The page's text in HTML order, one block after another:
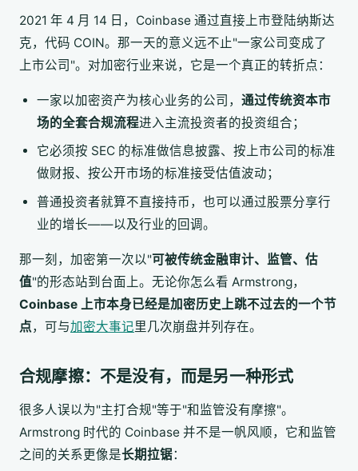
2021 年 4 月 14 日，Coinbase 通过直接上市登陆纳斯达
克，代码 COIN。那一天的意义远不止"一家公司变成了
上市公司"。对加密行业来说，它是一个真正的转折点：
一家以加密资产为核心业务的公司， 通过传统资本市
场的全套合规流程进入主流投资者的投资组合；
它必须按 SEC 的标准做信息披露、按上市公司的标准
做财报、按公开市场的标准接受估值波动；
普通投资者就算不直接持币，也可以通过股票分享行
业的增长——以及行业的回调。
那一刻，加密第一次以"可被传统金融审计、监管、估
值"的形态站到台面上。无论你怎么看 Armstrong，
Coinbase 上市本身已经是加密历史上跳不过去的一个节
点，可与加密大事记里几次崩盘并列存在。
合规摩擦：不是没有，而是另一种形式
很多人误以为"主打合规"等于"和监管没有摩擦"。
Armstrong 时代的 Coinbase 并不是一帆风顺，它和监管
之间的关系更像是长期拉锯：